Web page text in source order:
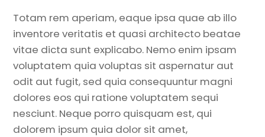
Totam rem aperiam, eaque ipsa quae ab illo
inventore veritatis et quasi architecto beatae
vitae dicta sunt explicabo. Nemo enim ipsam
voluptatem quia voluptas sit aspernatur aut
odit aut fugit, sed quia consequuntur magni
dolores eos qui ratione voluptatem sequi
nesciunt. Neque porro quisquam est, qui
dolorem ipsum quia dolor sit amet,